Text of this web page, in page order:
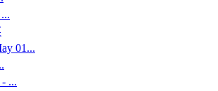
01...
...